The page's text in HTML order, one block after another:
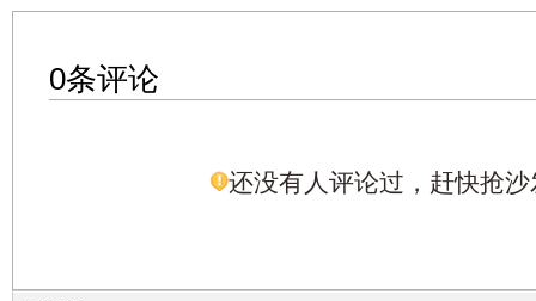
0条评论
还没有人评论过，赶快抢沙